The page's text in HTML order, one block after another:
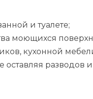
и туалете;
моющихся
кухонной
разводов